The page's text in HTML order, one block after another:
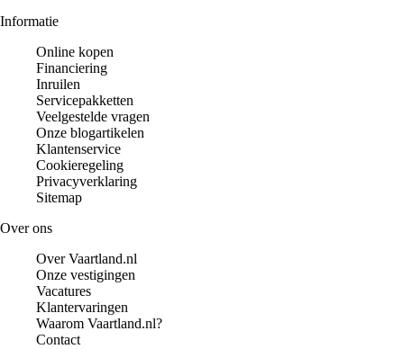
Informatie
Online kopen
Financiering
Inruilen
Servicepakketten
Veelgestelde vragen
Onze blogartikelen
Klantenservice
Cookieregeling
Privacyverklaring
Sitemap
Over ons
Over Vaartland.nl
Onze vestigingen
Vacatures
Klantervaringen
Waarom Vaartland.nl?
Contact